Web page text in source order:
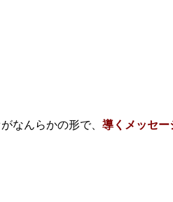
なんらかの形で、 導くメッセー